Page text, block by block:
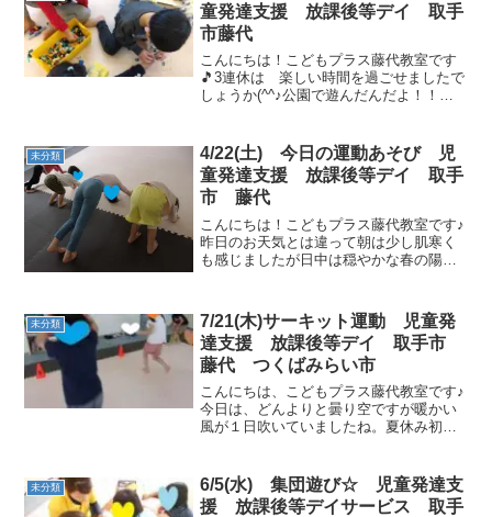
童発達支援 放課後等デイ 取手
市藤代
こんにちは！こどもプラス藤代教室です
🎵3連休は 楽しい時間を過ごせましたで
しょうか(^^♪公園で遊んだんだよ！！
んだよ！！楽しかったお話を 沢山聞か
せてくれました😊「...
未分類
4/22(土) 今日の運動あそび 児
童発達支援 放課後等デイ 取手
市 藤代
こんにちは！こどもプラス藤代教室です♪
昨日のお天気とは違って朝は少し肌寒く
も感じましたが日中は穏やかな春の陽気
ですね🌤今日は久しぶりに記念日を紹介
『ショートケーキの日🍰...
未分類
7/21(木)サーキット運動 児童発
達支援 放課後等デイ 取手市
藤代 つくばみらい市
こんにちは、こどもプラス藤代教室です♪
今日は、どんよりと曇り空ですが暖かい
風が１日吹いていましたね。夏休み初
たこまめな水分補給！をしっかりして過
ごしましょう！！！【午前...
未分類
6/5(水) 集団遊び☆ 児童発達支
援 放課後等デイサービス 取手